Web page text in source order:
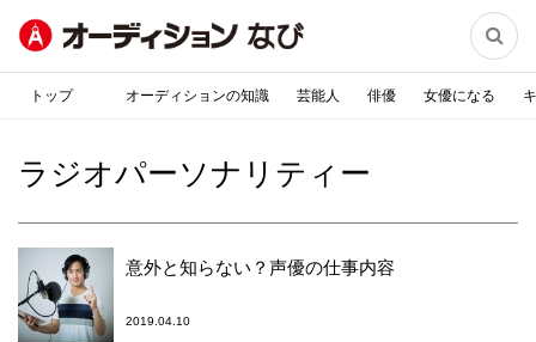

トップ オーディションの知識 芸能人 俳優 女優になる
ラジオパーソナリティー
意外と知らない？声優の仕事内容
2019.04.10